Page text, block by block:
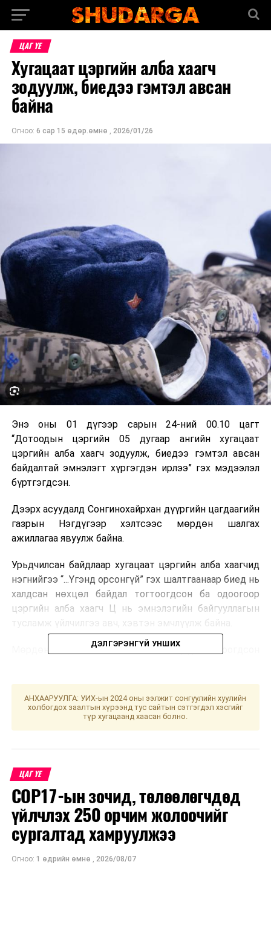
ЦАГ ҮЕ
Хугацаат цэргийн алба хаагч
зодуулж, биедээ гэмтэл авсан
байна
Огноо: 6 сар 15 өдөр.өмнө , 2026/01/26
Энэ оны 01 дүгээр сарын 24-ний 00.10 цагт
“Дотоодын цэргийн 05 дугаар ангийн хугацаат
цэргийн алба хаагч зодуулж, биедээ гэмтэл авсан
байдалтай эмнэлэгт хүргэгдэн ирлээ” гэх мэдээлэл
бүртгэгдсэн.
Дээрх асуудалд Сонгинохайрхан дүүргийн цагдаагийн
газрын Нэгдүгээр хэлтсээс мөрдөн шалгах
ажиллагаа явуулж байна.
Урьдчилсан байдлаар хугацаат цэргийн алба хаагчид
нэгнийгээ “...Үгэнд орсонгүй” гэх шалтгаанаар биед нь
халдсан нөхцөл байдал тогтоогдсон ба одоогоор
цэргийн алба хаагч Ц нь эмнэлэгийн байгууллагын
Мөрдөн шалгах ажиллагааны явцад тогтоогдсон
УНШСАН: 1049
Тэмээний наадамд 16 аймгаас 1000 гаруй хүн оролцов
өнөөдөр эхэлнэ
ДЭЛГЭРЭНГҮЙ УНШИХ
АНХААРУУЛГА: УИХ-ын 2024 оны ээлжит сонгуулийн хуулийн
холбогдох заалтын хүрээнд тус сайтын сэтгэгдэл хэсгийг
түр хугацаанд хаасан болно.
ЦАГ ҮЕ
COP17-ын зочид, төлөөлөгчдөд
үйлчлэх 250 орчим жолоочийг
сургалтад хамруулжээ
Огноо: 1 өдрийн өмнө 2026/08/07